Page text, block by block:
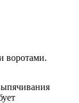
воротами.